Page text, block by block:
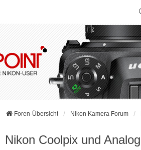
Foren-Übersicht Nikon Kamera Forum
Nikon Coolpix und Analog